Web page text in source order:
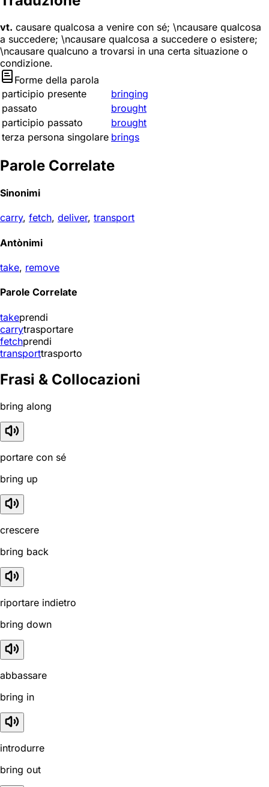
vt. causare qualcosa a venire con sé; \ncausare qualcosa
a succedere; \ncausare qualcosa a succedere o esistere;
\ncausare qualcuno a trovarsi in una certa situazione o
condizione.
Forme della parola
participio presente
bringing
passato
brought
participio passato
brought
terza persona singolare brings
Parole Correlate
Sinonimi
carry, fetch, deliver, transport
Antònimi
take, remove
Parole Correlate
takeprendi
carrytrasportare
fetchprendi
transporttrasporto
Frasi & Collocazioni
bring along
portare con sé
bring up
crescere
bring back
riportare indietro
bring down
abbassare
bring in
introdurre
bring out